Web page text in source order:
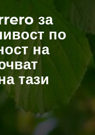
за
по
на
тази